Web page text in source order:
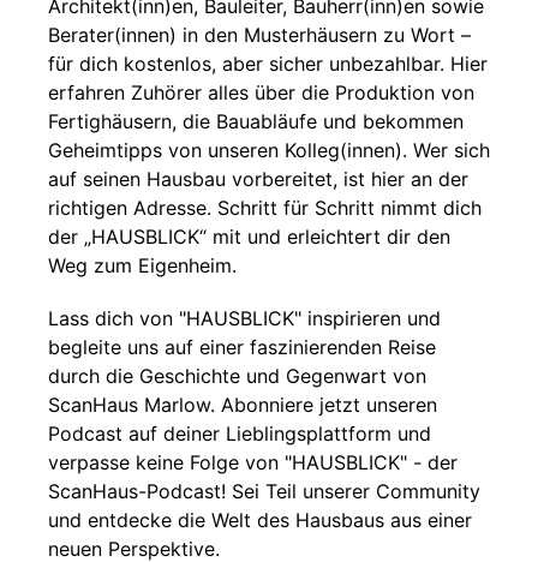
Architekt(inn)en, Bauleiter, Bauherr(inn)en sowie
Berater(innen) in den Musterhäusern zu Wort –
für dich kostenlos, aber sicher unbezahlbar. Hier
erfahren Zuhörer alles über die Produktion von
Fertighäusern, die Bauabläufe und bekommen
Geheimtipps von unseren Kolleg(innen). Wer sich
auf seinen Hausbau vorbereitet, ist hier an der
richtigen Adresse. Schritt für Schritt nimmt dich
der „HAUSBLICK“ mit und erleichtert dir den
Weg zum Eigenheim.
Lass dich von "HAUSBLICK" inspirieren und
begleite uns auf einer faszinierenden Reise
durch die Geschichte und Gegenwart von
ScanHaus Marlow. Abonniere jetzt unseren
Podcast auf deiner Lieblingsplattform und
verpasse keine Folge von "HAUSBLICK" - der
ScanHaus-Podcast! Sei Teil unserer Community
und entdecke die Welt des Hausbaus aus einer
neuen Perspektive.